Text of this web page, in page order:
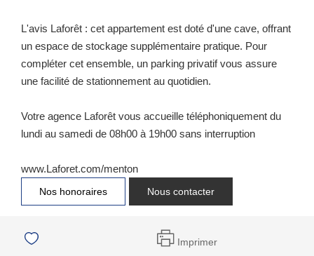
L'avis Laforêt : cet appartement est doté d'une cave, offrant
un espace de stockage supplémentaire pratique. Pour
compléter cet ensemble, un parking privatif vous assure
une facilité de stationnement au quotidien.
Votre agence Laforêt vous accueille téléphoniquement du
lundi au samedi de 08h00 à 19h00 sans interruption
www.Laforet.com/menton
Nos honoraires Nous contacter
Imprimer